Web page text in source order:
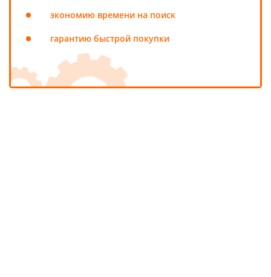
экономию времени на поиск
гарантию быстрой покупки